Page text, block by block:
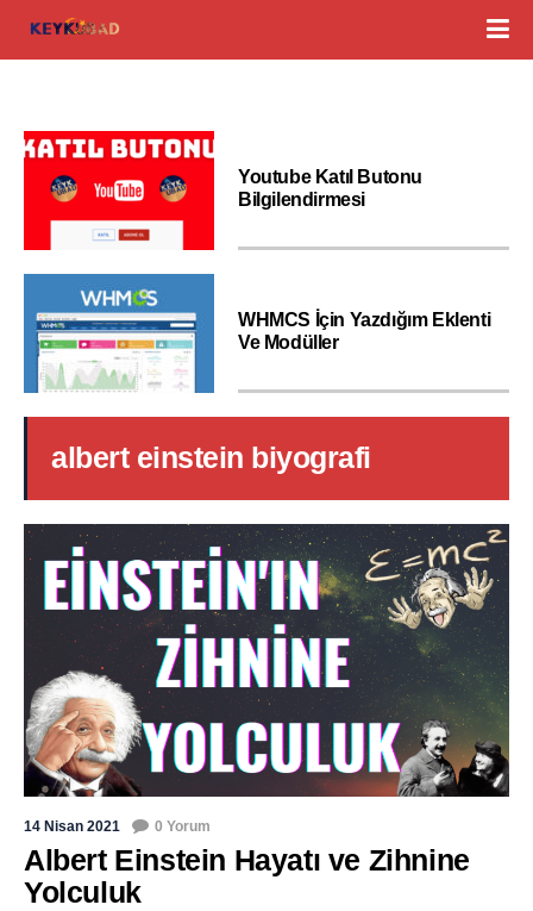
Youtube Katıl Butonu
Bilgilendirmesi
WHMCS İçin Yazdığım Eklenti
Ve Modüller
albert einstein biyografi
14 Nisan 2021 0 Yorum
Albert Einstein Hayatı ve Zihnine
Yolculuk